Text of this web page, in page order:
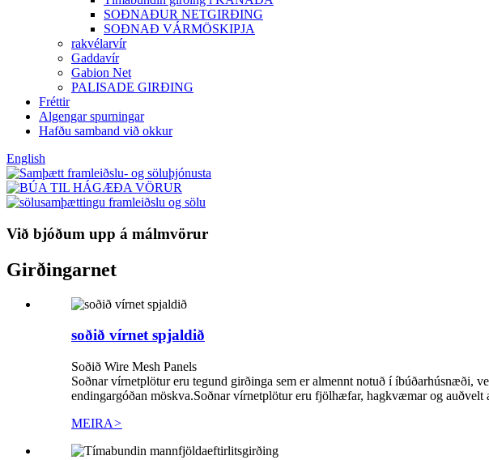
SOÐNAÐUR NETGIRÐING
SOÐNAÐ VÁRMÖSKIPJA
rakvélarvír
Gaddavír
Gabion Net
PALISADE GIRÐING
Fréttir
Algengar spurningar
Hafðu samband við okkur
English
Við bjóðum upp á málmvörur
Girðingarnet
soðið vírnet spjaldið
Soðið Wire Mesh Panels
Soðnar vírnetplötur eru tegund girðinga sem er almennt notuð í íbúðarhúsnæði,
endingargóðan möskva.Soðnar vírnetplötur eru fjölhæfar, hagkvæmar og
MEIRA>